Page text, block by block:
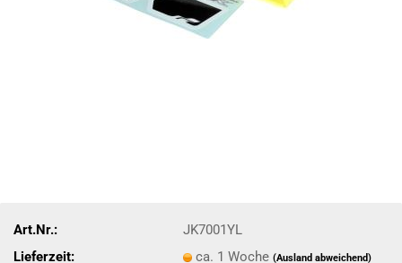
Art.Nr.:
JK7001YL
Lieferzeit:
ca. 1 Woche(Ausland abweichend)